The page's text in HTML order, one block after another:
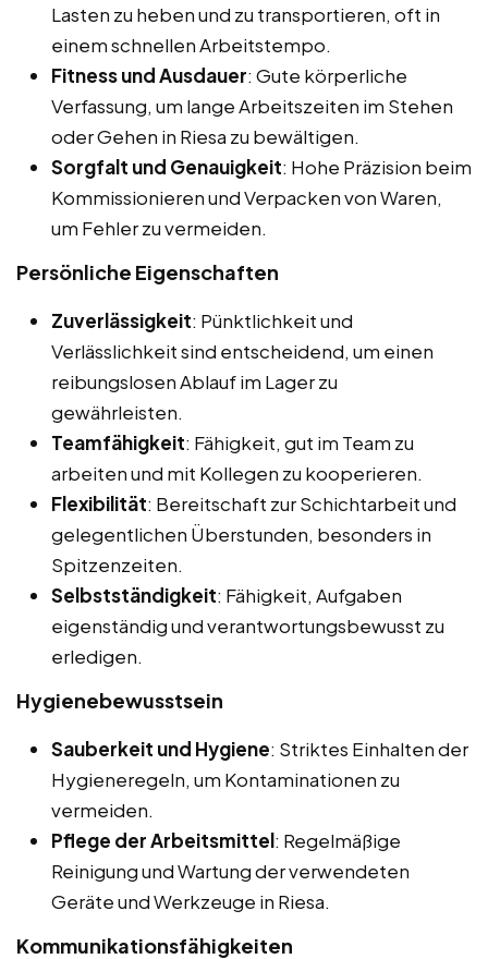
Lasten zu heben und zu transportieren, oft in
einem schnellen Arbeitstempo.
Fitness und Ausdauer: Gute körperliche
Verfassung, um lange Arbeitszeiten im Stehen
oder Gehen in Riesa zu bewältigen.
Sorgfalt und Genauigkeit: Hohe Präzision beim
Kommissionieren und Verpacken von Waren,
um Fehler zu vermeiden.
Persönliche Eigenschaften
Zuverlässigkeit: Pünktlichkeit und
Verlässlichkeit sind entscheidend, um einen
reibungslosen Ablauf im Lager zu
gewährleisten.
Teamfähigkeit: Fähigkeit, gut im Team zu
arbeiten und mit Kollegen zu kooperieren.
Flexibilität: Bereitschaft zur Schichtarbeit und
gelegentlichen Überstunden, besonders in
Spitzenzeiten.
Selbstständigkeit: Fähigkeit, Aufgaben
eigenständig und verantwortungsbewusst zu
erledigen.
Hygienebewusstsein
Sauberkeit und Hygiene: Striktes Einhalten der
Hygieneregeln, um Kontaminationen zu
vermeiden.
Pflege der Arbeitsmittel: Regelmäßige
Reinigung und Wartung der verwendeten
Geräte und Werkzeuge in Riesa.
Kommunikationsfähigkeiten